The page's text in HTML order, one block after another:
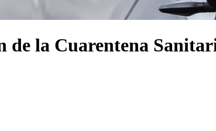
de la Cuarentena